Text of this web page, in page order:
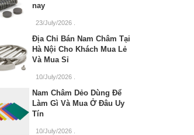
nay
23/July/2026
Địa Chỉ Bán Nam Châm Tại
Hà Nội Cho Khách Mua Lẻ
Và Mua Sỉ
10/July/2026
Nam Châm Dẻo Dùng Để
Làm Gì Và Mua Ở Đâu Uy
Tín
10/July/2026